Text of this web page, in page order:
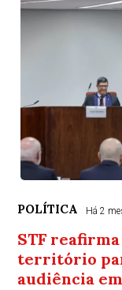
POLÍTICA Há 2
STF
território
audiência